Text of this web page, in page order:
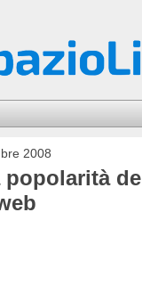
2008
popolarità